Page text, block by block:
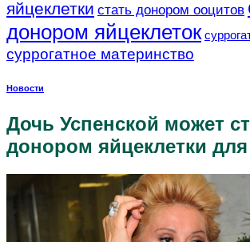
яйцеклетки стать донором ооцитов
донором яйцеклеток
суррогатное материнство
Новости
Дочь Успенской может
донором яйцеклетки